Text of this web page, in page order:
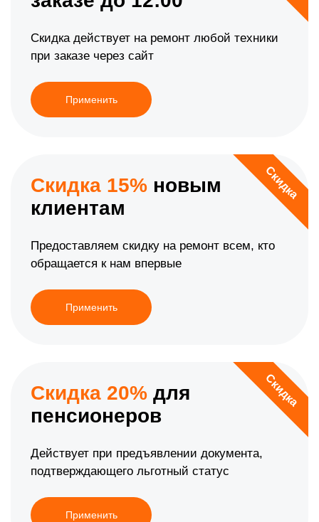
Скидка действует на ремонт любой техники
при заказе через сайт
Применить
Скидка
Скидка 15% новым
клиентам
Предоставляем скидку на ремонт всем, кто
обращается к нам впервые
Применить
Скидка
Скидка 20% для
пенсионеров
Действует при предъявлении документа,
подтверждающего льготный статус
Применить